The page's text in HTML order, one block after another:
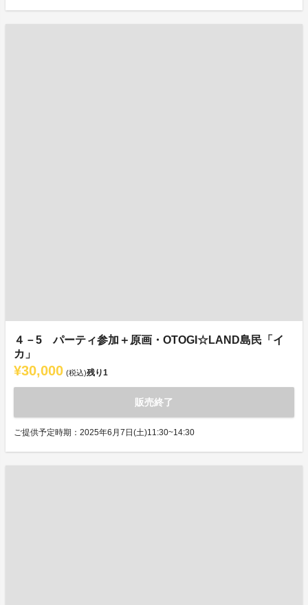
４－5 パーティ参加＋原画・OTOGI☆LAND島民「イ
カ」
¥30,000 (税込)残り1
販売終了
ご提供予定時期：2025年6月7日(土)11:30~14:30